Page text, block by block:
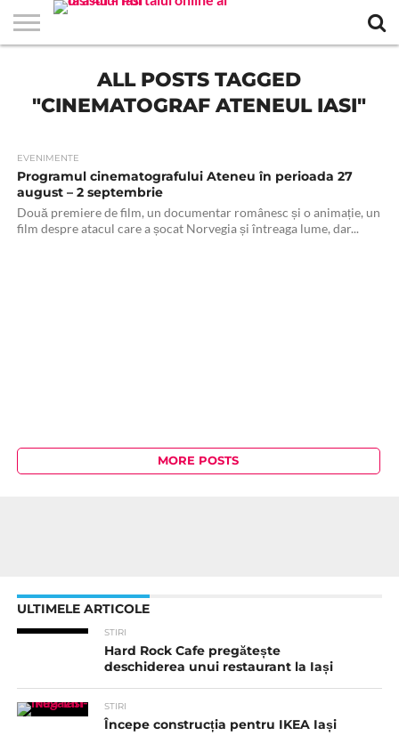
APARTAMENTE
IASI
CINEMA
DISCOTECI
CAFENELE
SI
FITNESS
SALOANE DE
INFRUMUSETARE
TURISM
IASI
RESTAURANTE
IASI
IN IASI
SPALATORII
IASI
PENSIUNI
IASI
STOP
PUBLICITATE
CAR
ALL POSTS TAGGED
"CINEMATOGRAF ATENEUL IASI"
EVENIMENTE
Programul cinematografului Ateneu în perioada 27
august – 2 septembrie
Două premiere de film, un documentar românesc și o animație, un
film despre atacul care a șocat Norvegia și întreaga lume, dar...
MORE POSTS
ULTIMELE ARTICOLE
STIRI
Hard Rock Cafe pregătește
deschiderea unui restaurant la Iași
STIRI
Începe construcția pentru IKEA Iași